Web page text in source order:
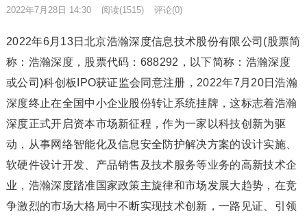
2022年7月28日 14:30 阅读(1515) 评论(0)
2022年6月13日北京浩瀚深度信息技术股份有限公司(股票简
称：浩瀚深度，股票代码：688292，以下简称：浩瀚深度
或公司)科创板IPO获证监会同意注册，2022年7月20日浩瀚
深度终止在全国中小企业股份转让系统挂牌，这标志着浩瀚
深度正式开启资本市场新征程，作为一家以科技创新为驱
动，从事网络智能化及信息安全防护解决方案的设计实施、
软硬件设计开发、产品销售及技术服务等业务的高新技术企
业，浩瀚深度踏准国家政策主旋律和市场发展大趋势，在竞
争激烈的市场大格局中不断实现技术创新，一路见证、引领